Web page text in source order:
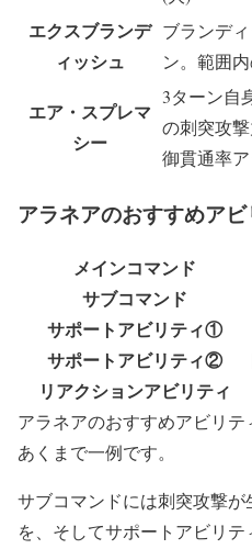
エクスブランデ
ィッシュ
ブランデ
ン。範囲
エア・スプレマ
シー
3ターン自
の刺突攻
御貫通率
アラネアのおすすめア
メインコマンド
サブコマンド
サポートアビリティ①
サポートアビリティ②
リアクションアビリティ
アラネアのおすすめアビリテ
あくまで一例です。
サブコマンドには刺突攻撃
を、そしてサポートアビリ